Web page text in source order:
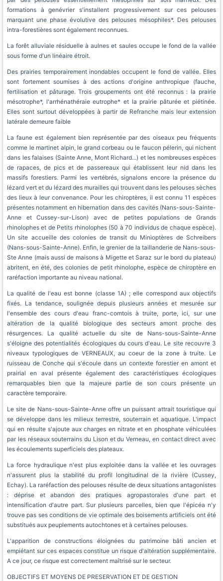
formations à genévrier s'installent progressivement sur ces pelouses
marquant une phase évolutive des pelouses mésophiles*. Des pelouses
intra-forestières sont également reconnues.
La forêt alluviale résiduelle à aulnes et saules occupe le fond de la vallée
sous forme d'un linéaire étroit.
Des prairies temporairement inondables occupent le fond de vallée. Elles
sont fortement soumises à des actions d'origine anthropique (fauche,
fertilisation et pâturage. Trois groupements ont été reconnus : la prairie
mésotrophe*, l'arrhénathéraie eutrophe* et la prairie pâturée et piétinée.
Elles sont surtout développées à partir de Refranche mais leur extension
latérale demeure faible
La faune est également bien représentée par des oiseaux peu fréquents
comme le martinet alpin, le grand corbeau ou le faucon pélerin, qui nichent
dans les falaises (Sainte Anne, Mont Richard...) et les nombreuses espèces
de rapaces, de pics et de passereaux qui établissent leur nid dans les
massifs forestiers. Parmi les vertébrés, signalons encore la présence du
lézard vert et du lézard des murailles qui trouvent dans les pelouses sèches
des lieux à leur convenance. Pour les chiroptères, il est connu 11 espèces
présentes notamment en hibernation dans des cavités (Nans-sous-Sainte-
Anne et Cussey-sur-Lison) avec de petites populations de Grands
rhinolophes et de Petits rhinolophes (50 à 70 individus de chaque espèce).
Un site accueille des colonies de transit du Minioptères de Schreibers
(Nans-sous-Sainte-Anne). Enfin, le grenier de la taillanderie de Nans-sous-
Ste Anne (mais aussi de maisons à Migette et Saraz sur le bord du plateau)
abritent, en été, des colonies de petit rhinolophe, espèce de chiroptère en
raréfaction importante au niveau national.
La qualité de l'eau est bonne (classe 1A) ; elle correspond aux objectifs
fixés. La tendance, soulignée depuis plusieurs années et mesurée sur
l'ensemble des cours d'eau franc-comtois à truite, porte, ici, sur une
altération de la qualité biologique des secteurs amont proche des
résurgences. La qualité actuelle du site de Nans-sous-Sainte-Anne
s'éloigne des potentialités écologiques du cours d'eau. Le site recouvre 3
niveaux typologiques de VERNEAUX, au coeur de la zone à truite. Le
ruisseau de Conche qui s'écoule dans un contexte forestier en amont et
prairial en aval présente également des caractéristiques écologiques
remarquables bien que la majeure partie de son cours présente un
caractère temporaire.
Le site de Nans-sous-Sainte-Anne offre un puissant attrait touristique qui
se développe dans les milieux terrestre, souterrain et aquatique. L'impact
qui en résulte s'ajoute aux charges en nitrate et en phosphate véhiculées
par les réseaux souterrains du Lison et du Verneau, en contact direct avec
les écoulements superficiels des plateaux.
La force hydraulique n'est plus exploitée dans la vallée et les ouvrages
n'assurent plus la stabilité du profil longitudinal de la rivière (Cussey,
Echay). La raréfaction des pelouses résulte de deux situations antagonistes
: déprise et abandon des pratiques agropastorales d'une part et
intensification d'autre part. Sur plusieurs parcelles, bien que l'épicéa n'y
trouve pas ses conditions de vie optimale des boisements artificiels ont été
substitués aux peuplements autochtones et à certaines pelouses.
L'apparition de constructions éloignées du patrimoine bâti ancien et
empiétant sur ces espaces constitue un risque d'altération supplémentaire.
A ce jour, ce risque est correctement maîtrisé sur le secteur.
OBJECTIFS ET MOYENS DE PRESERVATION ET DE GESTION